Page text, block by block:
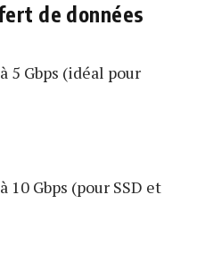
de données
5 Gbps (idéal pour
10 Gbps (pour SSD et